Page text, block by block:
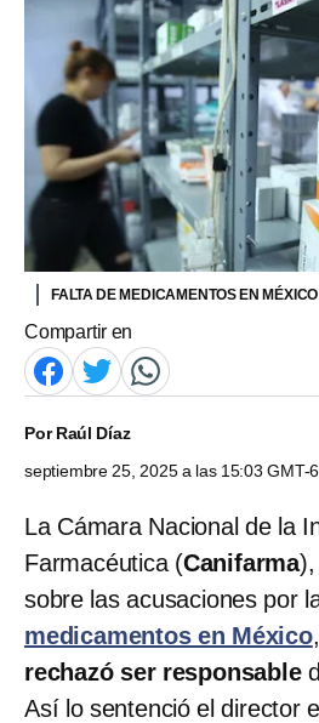
FALTA DE MEDICAMENTOS EN MÉXICO
Compartir en
PorRaúl Díaz
septiembre 25, 2025 a las 15:03 GMT-6
La Cámara Nacional de la
Farmacéutica (Canifarma),
sobre las acusaciones por
medicamentos en México
rechazó ser responsable
Así lo sentenció el director